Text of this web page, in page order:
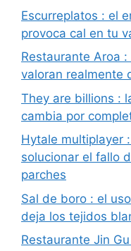
Escurreplatos : el
provoca cal en tu
Restaurante Aroa
valoran realmente
They are billions :
cambia por
Hytale multiplayer
solucionar el fallo
parches
Sal de boro : el
deja los tejidos
Restaurante Jin